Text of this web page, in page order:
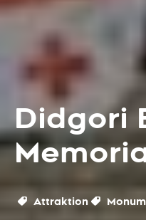
Didgori
Attraktion